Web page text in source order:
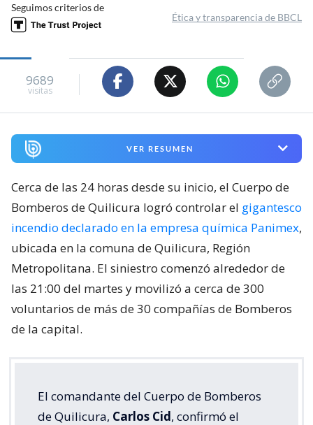
Seguimos criterios de
Ética y transparencia de BBCL
9689
visitas
VER RESUMEN
Cerca de las 24 horas desde su inicio, el Cuerpo de
Bomberos de Quilicura logró controlar el gigantesco
incendio declarado en la empresa química Panimex,
ubicada en la comuna de Quilicura, Región
Metropolitana. El siniestro comenzó alrededor de
las 21:00 del martes y movilizó a cerca de 300
voluntarios de más de 30 compañías de Bomberos
de la capital.
El comandante del Cuerpo de Bomberos
de Quilicura, Carlos Cid, confirmó el